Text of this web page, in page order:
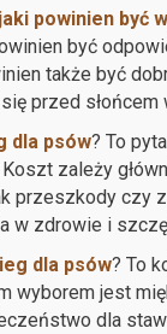
jaki powinien być
być
także być
przed słońcem
dla psów? To
zależy
przeszkody czy
w zdrowie i
dla psów? To
wyborem jest
dla